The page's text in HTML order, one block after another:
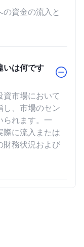
資金の流入と
いは何です
資市場において
し、市場のセン
られます。一
際に流入または
財務状況および